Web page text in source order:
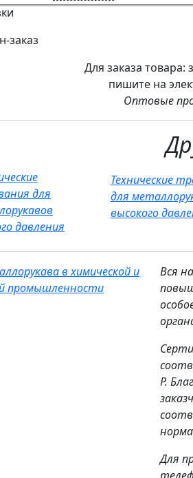
заказ
Для заказа товара:
пишите на
Оптовые
Технические
для
высокого
Вся
Р.
Для